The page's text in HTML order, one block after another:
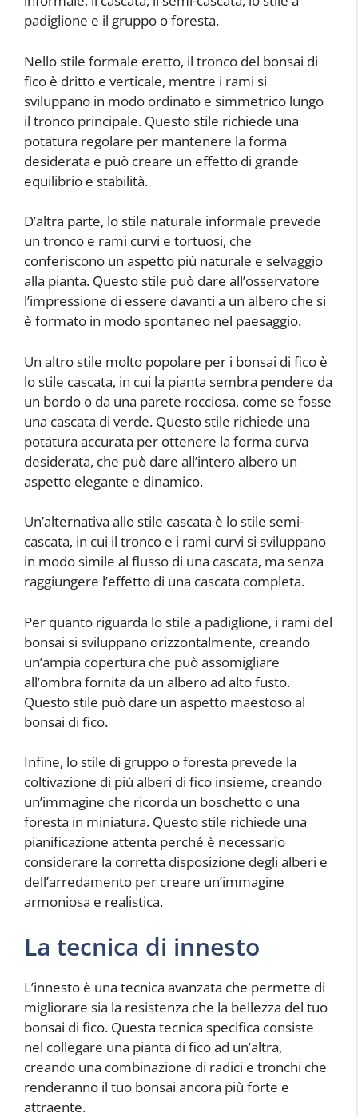
padiglione e il gruppo o foresta.
Nello stile formale eretto, il tronco del bonsai di
fico è dritto e verticale, mentre i rami si
sviluppano in modo ordinato e simmetrico lungo
il tronco principale. Questo stile richiede una
potatura regolare per mantenere la forma
desiderata e può creare un effetto di grande
equilibrio e stabilità.
D’altra parte, lo stile naturale informale prevede
un tronco e rami curvi e tortuosi, che
conferiscono un aspetto più naturale e selvaggio
alla pianta. Questo stile può dare all’osservatore
l’impressione di essere davanti a un albero che si
è formato in modo spontaneo nel paesaggio.
Un altro stile molto popolare per i bonsai di fico è
lo stile cascata, in cui la pianta sembra pendere da
un bordo o da una parete rocciosa, come se fosse
una cascata di verde. Questo stile richiede una
potatura accurata per ottenere la forma curva
desiderata, che può dare all’intero albero un
aspetto elegante e dinamico.
Un’alternativa allo stile cascata è lo stile semi-
cascata, in cui il tronco e i rami curvi si sviluppano
in modo simile al flusso di una cascata, ma senza
raggiungere l’effetto di una cascata completa.
Per quanto riguarda lo stile a padiglione, i rami del
bonsai si sviluppano orizzontalmente, creando
un’ampia copertura che può assomigliare
all’ombra fornita da un albero ad alto fusto.
Questo stile può dare un aspetto maestoso al
bonsai di fico.
Infine, lo stile di gruppo o foresta prevede la
coltivazione di più alberi di fico insieme, creando
un’immagine che ricorda un boschetto o una
foresta in miniatura. Questo stile richiede una
pianificazione attenta perché è necessario
considerare la corretta disposizione degli alberi e
dell’arredamento per creare un’immagine
armoniosa e realistica.
La tecnica di innesto
L’innesto è una tecnica avanzata che permette di
migliorare sia la resistenza che la bellezza del tuo
bonsai di fico. Questa tecnica specifica consiste
nel collegare una pianta di fico ad un’altra,
creando una combinazione di radici e tronchi che
renderanno il tuo bonsai ancora più forte e
attraente.